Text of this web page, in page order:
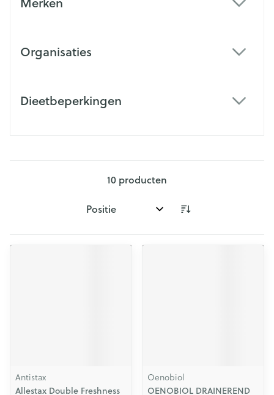
Organisaties
Dieetbeperkingen
10 producten
Sorteer op:
Antistax
Allestax Double Freshness
Oenobiol
OENOBIOL DRAINEREND